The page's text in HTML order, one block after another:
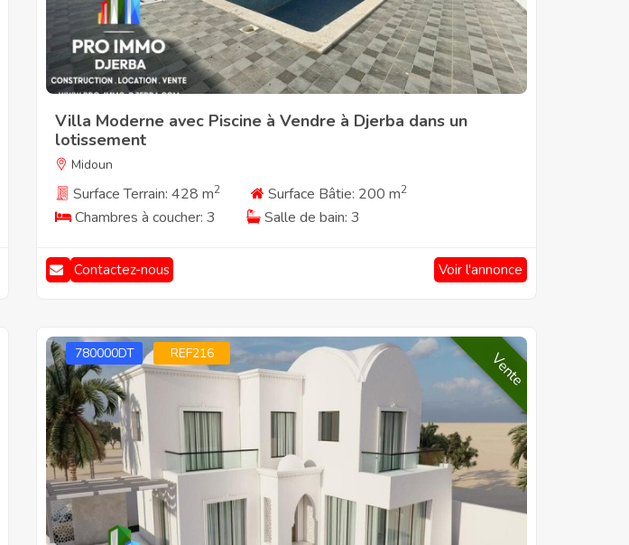
Villa Moderne avec Piscine à Vendre à Djerba dans un
lotissement
Midoun
Surface Terrain: 428 m2 Surface Bâtie: 200 m2
Chambres à coucher: 3 Salle de bain: 3
Contactez-nous Voir l'annonce
780000DT REF216 Vente